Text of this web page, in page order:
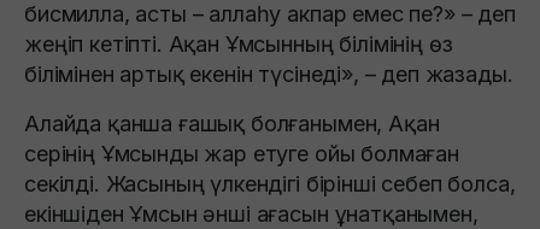
бисмилла, асты – аллаһу акпар емес пе?» – деп
жеңiп кетiптi. Ақан Ұмсынның бiлiмiнiң өз
бiлiмiнен артық екенiн түсiнедi», – деп жазады.
Алайда қанша ғашық болғанымен, Ақан
серінің Ұмсынды жар етуге ойы болмаған
секілді. Жасының үлкендігі бірінші себеп болса,
екіншіден Ұмсын әнші ағасын ұнатқанымен,